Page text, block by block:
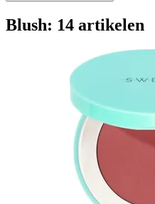
Blush: 14 artikelen